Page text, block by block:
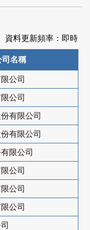
資料更新頻率：即時
司名稱
公司
公司
有限公司
有限公司
限公司
公司
公司
公司